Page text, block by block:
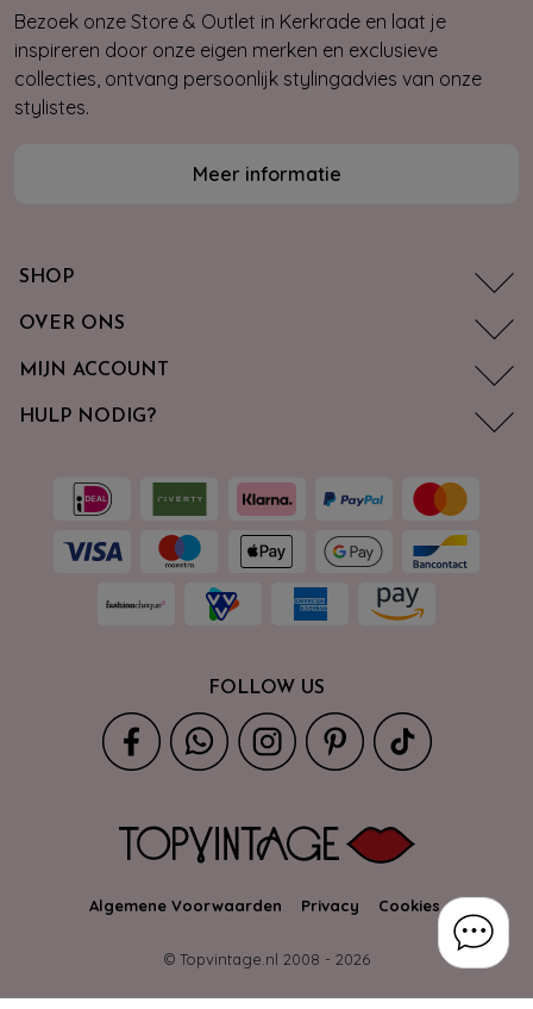
Bezoek onze Store & Outlet in Kerkrade en laat je
inspireren door onze eigen merken en exclusieve
collecties, ontvang persoonlijk stylingadvies van onze
stylistes.
Meer informatie
SHOP
OVER ONS
MIJN ACCOUNT
HULP NODIG?
FOLLOW US
Algemene Voorwaarden Privacy Cookies
© Topvintage.nl 2008 - 2026